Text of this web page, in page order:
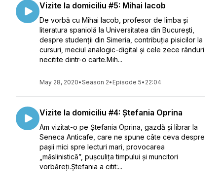
Vizite la domiciliu #5: Mihai Iacob
De vorbă cu Mihai Iacob, profesor de limba și
literatura spaniolă la Universitatea din București,
despre studenții din Simeria, contribuția pisicilor la
cursuri, meciul analogic-digital și cele zece rânduri
necitite dintr-o carte.Mih...
May 28, 2020•Season 2• Episode 5• 22:04
Vizite la domiciliu #4: Ștefania Oprina
Am vizitat-o pe Ștefania Oprina, gazdă și librar la
Seneca Anticafe, care ne spune câte ceva despre
pașii mici spre lecturi mari, provocarea
„măslinistică”, pușculița timpului și muncitori
vorbăreți.Ștefania a citit:...